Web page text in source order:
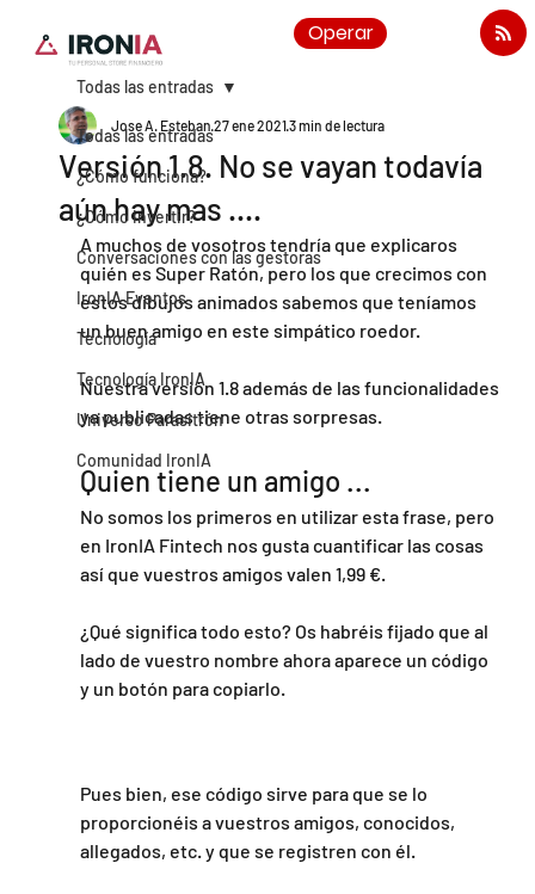
Operar
Todas las entradas
¿Cómo funciona?
¿Cómo invertir?
Conversaciones con las gestoras
IronIA Eventos
Tecnología
Tecnología IronIA
Universo Parasitrón
Comunidad IronIA
Todas las entradas
Versión 1.8. No se vayan todavía
aún hay mas ....
Jose A. Esteban27 ene 20213 min de lectura
A muchos de vosotros tendría que explicaros
quién es Super Ratón, pero los que crecimos con
estos dibujos animados sabemos que teníamos
un buen amigo en este simpático roedor.
Nuestra versión 1.8 además de las funcionalidades
ya publicadas tiene otras sorpresas.
Quien tiene un amigo ...
No somos los primeros en utilizar esta frase, pero
en IronIA Fintech nos gusta cuantificar las cosas
así que vuestros amigos valen 1,99 €.
¿Qué significa todo esto? Os habréis fijado que al
lado de vuestro nombre ahora aparece un código
y un botón para copiarlo.
Pues bien, ese código sirve para que se lo
proporcionéis a vuestros amigos, conocidos,
allegados, etc. y que se registren con él.